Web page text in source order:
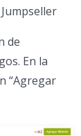
de
En la
“Agregar